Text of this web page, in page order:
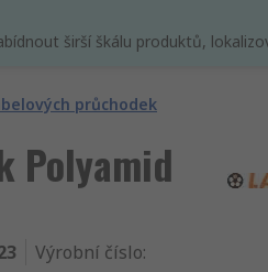
širší škálu produktů,
průchodek
Polyamid
Výrobní číslo: